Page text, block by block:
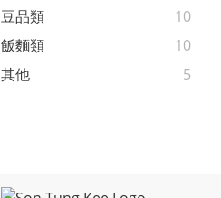
豆品類
10
飯麵類
10
其他
5